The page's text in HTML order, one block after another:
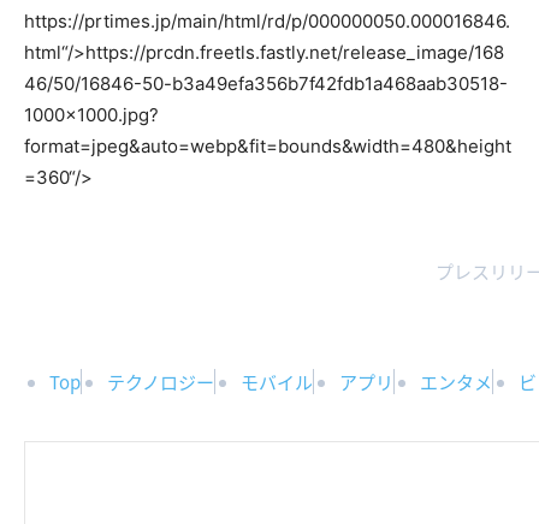
https://prtimes.jp/main/html/rd/p/000000050.000016846.
html“/>https://prcdn.freetls.fastly.net/release_image/168
46/50/16846-50-b3a49efa356b7f42fdb1a468aab30518-
1000×1000.jpg?
format=jpeg&auto=webp&fit=bounds&width=480&height
=360“/>
プレスリリ
Top テクノロジー モバイル アプリ エンタメ